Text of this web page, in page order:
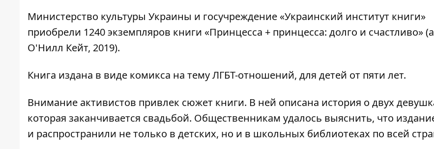
Министерство культуры Украины и госучреждение «Украинский институт книги»
приобрели 1240 экземпляров книги «Принцесса + принцесса: долго и счастливо»
О'Нилл Кейт, 2019).
Книга издана в виде комикса на тему ЛГБТ-отношений, для детей от пяти лет.
Внимание активистов привлек сюжет книги. В ней описана история о двух
которая заканчивается свадьбой. Общественникам удалось выяснить, что
и распространили не только в детских, но и в школьных библиотеках по всей